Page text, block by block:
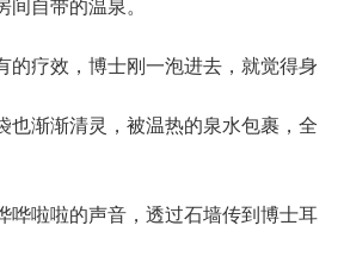
间自带的温泉。
疗效，博士刚一泡进去，就觉得身
也渐渐清灵，被温热的泉水包裹，全
啦啦的声音，透过石墙传到博士耳